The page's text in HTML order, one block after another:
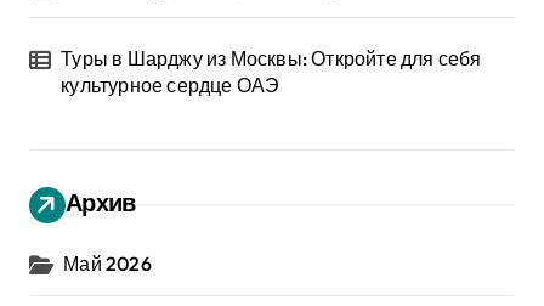
Туры в Шарджу из Москвы: Откройте для себя
культурное сердце ОАЭ
Архив
Май 2026